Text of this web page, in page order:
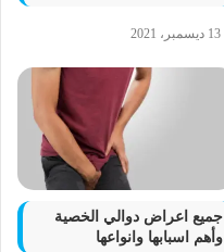
13 ديسمبر، 2021
جميع اعراض دوالي الخصية
وأهم اسبابها وانواعها